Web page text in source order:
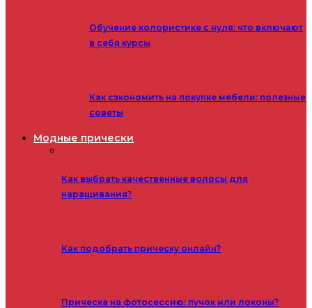
Обучение колористике с нуля: что включают
в себя курсы
Как сэкономить на покупке мебели: полезные
советы
Модные прически
Как выбрать качественные волосы для
наращивания?
Как подобрать прическу онлайн?
Прическа на фотосессию: пучок или локоны?